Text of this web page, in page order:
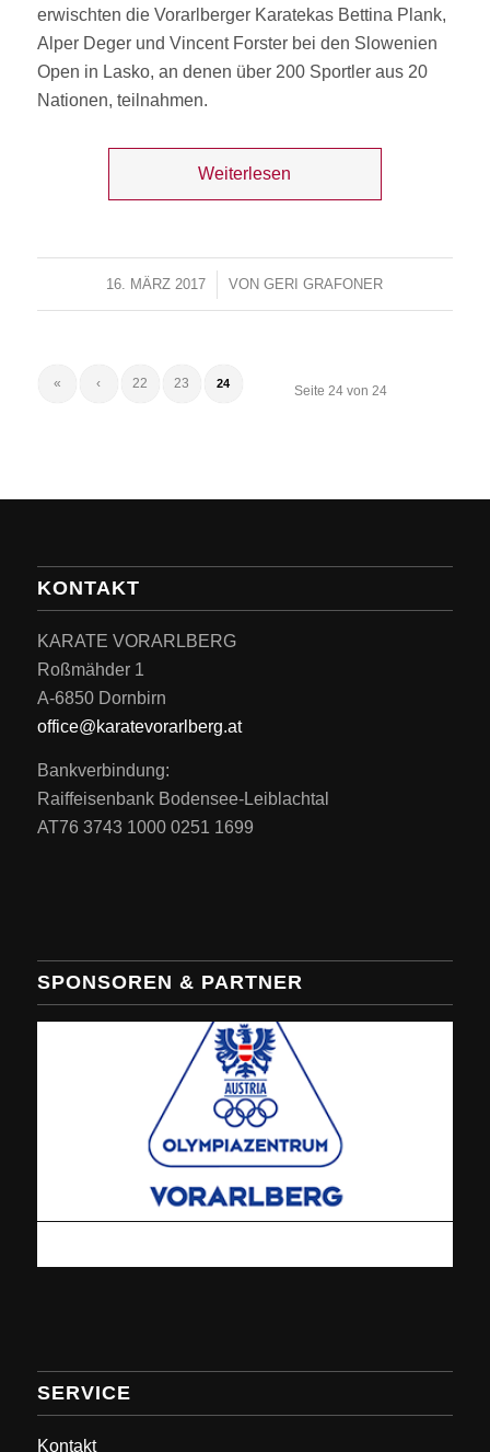
erwischten die Vorarlberger Karatekas Bettina Plank,
Alper Deger und Vincent Forster bei den Slowenien
Open in Lasko, an denen über 200 Sportler aus 20
Nationen, teilnahmen.
Weiterlesen
16. MÄRZ 2017
/ VONGERI GRAFONER
Seite 24 von 24
« ‹ 22 23 24
KONTAKT
KARATE VORARLBERG
Roßmähder 1
A-6850 Dornbirn
office@karatevorarlberg.at
Bankverbindung:
Raiffeisenbank Bodensee-Leiblachtal
AT76 3743 1000 0251 1699
SPONSOREN & PARTNER
SERVICE
Kontakt